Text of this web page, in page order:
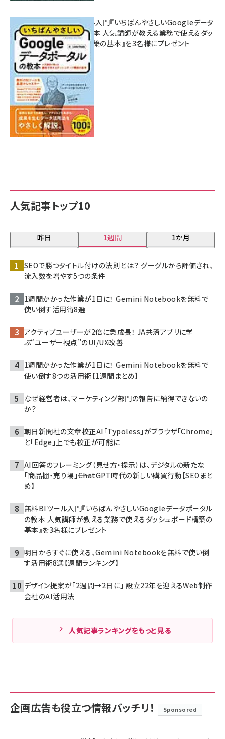
人気記事トップ10
昨日 1週間 1か月
SEOで勝つタイトル付けの法則とは？ グーグルから評価され、
流入数を増やす5つの条件
1週間かかった作業が1日に！ Gemini Notebookを無料で
使い倒す活用術8選
アクティブユーザーが2倍に急成長！ JA共済アプリに学
ぶ“ユーザー視点”のUI/UX改善
1週間かかった作業が1日に！ Gemini Notebookを無料で
使い倒す8つの活用術【1週間まとめ】
なぜ経営者は、マーケティング部門の報告に納得できないの
か？
朝日新聞社の文章校正AI「Typoless」がブラウザ「Chrome」
と「Edge」上でも校正が可能に
AI回答のフレーミング（見せ方・提示）は、デジタルの新たな
「商品棚・売り場」――ChatGPT時代の新しい購買行動【SEOまと
め】
無料BIツール入門『いちばんやさしいGoogleデータポータル
の教本 人気講師が教える業務で使えるダッシュボード構築の
基本』を3名様にプレゼント
明日からすぐに使える、Gemini Notebookを無料で使い倒
す活用術8選【週間ランキング】
デザイン提案が「2週間→2日に」 設立22年を迎えるWeb制作
会社のAI活用法
人気記事ランキングをもっと見る
無料BIツール入門『いちばんやさしいGoogleデータ
ポータルの教本 人気講師が教える業務で使えるダッ
シュボード構築の基本』を3名様にプレゼント
7月31日 10:00
企画広告も役立つ情報バッチリ！ Sponsored